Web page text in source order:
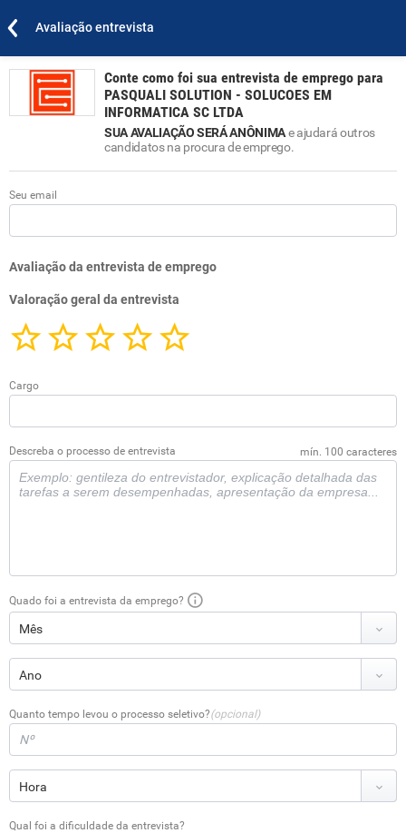
Avaliação entrevista
Conte como foi sua entrevista de emprego para
PASQUALI SOLUTION - SOLUCOES EM
INFORMATICA SC LTDA
SUA AVALIAÇÃO SERÁ ANÔNIMAe ajudará outros
candidatos na procura de emprego.
Seu email
Avaliação da entrevista de emprego
Valoração geral da entrevista
Cargo
Descreba o processo de entrevista mín. 100 caracteres
Quado foi a entrevista da emprego?
Quanto tempo levou o processo seletivo?(opcional)
Qual foi a dificuldade da entrevista?